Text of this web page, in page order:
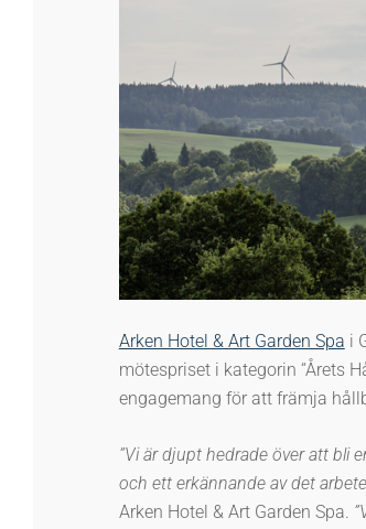
Arken Hotel & Art Garden Spa i
mötespriset i kategorin “Årets
engagemang för att främja
”Vi är djupt hedrade över att bli
och ett erkännande av det
Arken Hotel & Art Garden Spa.